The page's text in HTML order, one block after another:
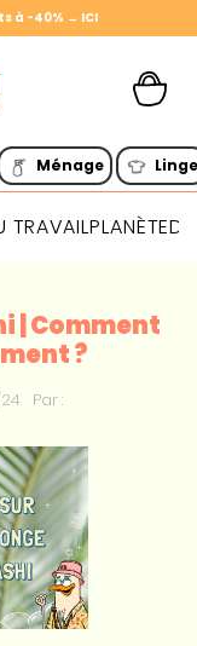
à -40% → ICI
Ménage
TRAVAILPLANÈTE
| Comment
?
Par :